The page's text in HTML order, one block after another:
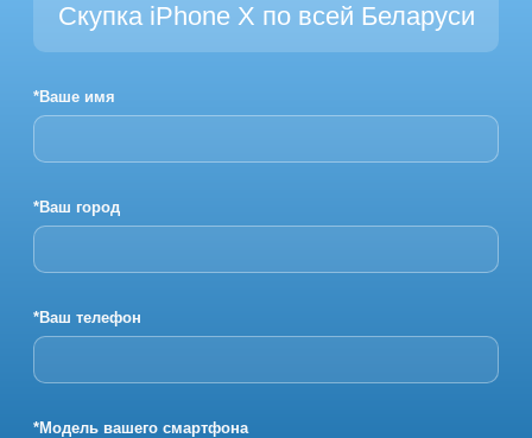
Скупка iPhone X по всей Беларуси
*Ваше имя
*Ваш город
*Ваш телефон
*Модель вашего смартфона